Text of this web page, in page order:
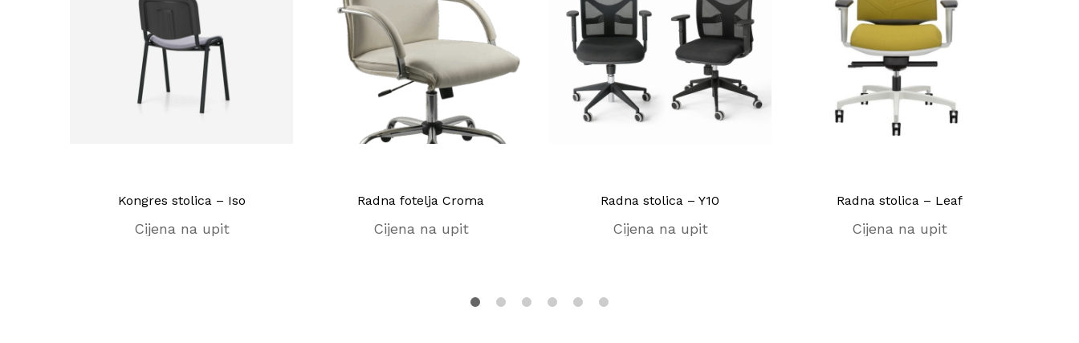
Kongres stolica – Iso
Cijena na upit
Radna fotelja Croma
Cijena na upit
Radna stolica – Y10
Cijena na upit
Radna stolica – Leaf
Cijena na upit